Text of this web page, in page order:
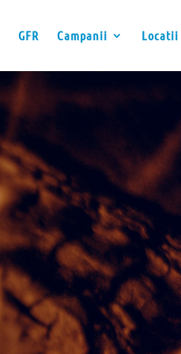
GFR Campanii Locatii